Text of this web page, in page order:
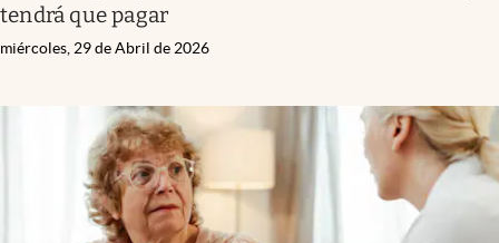
tendrá que pagar
miércoles, 29 de Abril de 2026